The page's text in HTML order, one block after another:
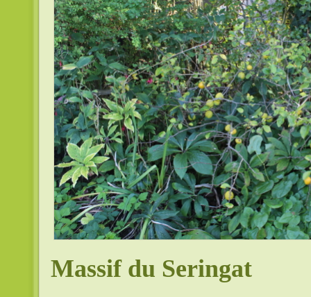
Massif du Seringat